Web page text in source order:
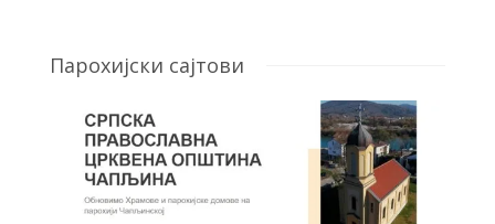
Парохијски сајтови